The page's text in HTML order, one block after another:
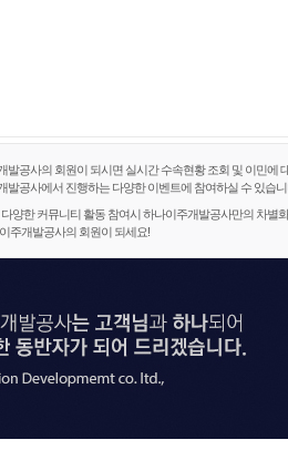
발공사의 회원이 되시면 실시간 수속현황 조회 및 이민에
발공사에서 진행하는 다양한 이벤트에 참여하실 수 있습니
양한 커뮤니티 활동 참여시 하나이주개발공사만의 차별
주개발공사의 회원이 되세요!